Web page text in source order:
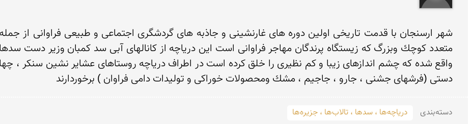
دستی (فرشهای جشنی ، جارو ، جاجیم ، مشك ومحصولات خوراكی و تولیدات دامی فراوان ) برخوردارند
دسته‌بندی دریاچه‌ها ، سدها ، تالاب‌ها ، جزیره‌ها